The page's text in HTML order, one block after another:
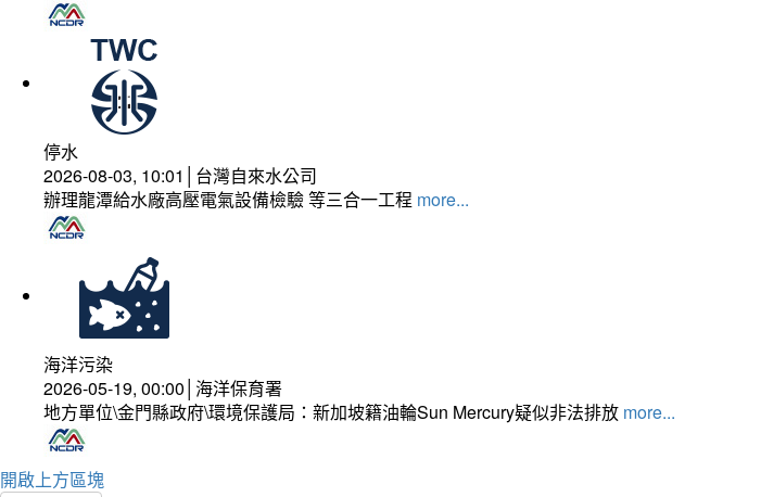
停水
2026-08-03, 10:01│台灣自來水公司
辦理龍潭給水廠高壓電氣設備檢驗 等三合一工程 more...
海洋污染
2026-05-19, 00:00│海洋保育署
地方單位\金門縣政府\環境保護局：新加坡籍油輪Sun Mercury疑似非法排放 more...
開啟上方區塊